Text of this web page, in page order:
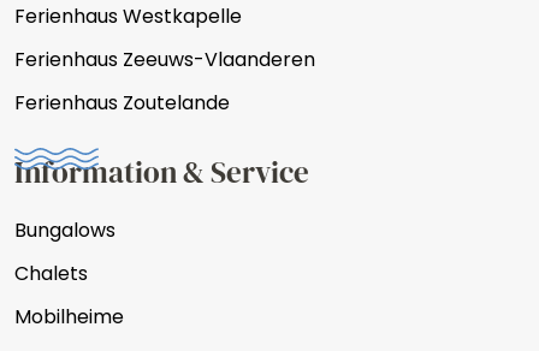
Ferienhaus Westkapelle
Ferienhaus Zeeuws-Vlaanderen
Ferienhaus Zoutelande
Information & Service
Bungalows
Chalets
Mobilheime